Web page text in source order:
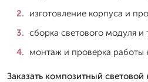
изготовление корпуса и
сборка светового модуля и
монтаж и проверка работы
Заказать композитный